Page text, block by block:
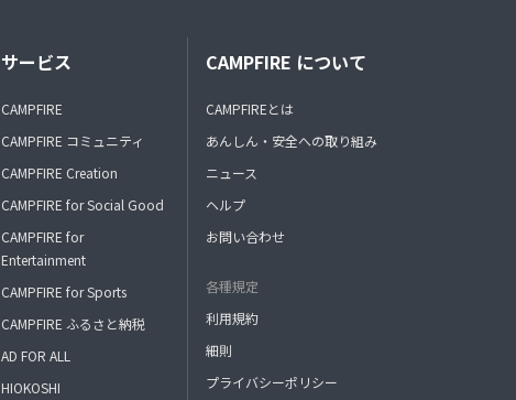
サービス
CAMPFIRE
CAMPFIRE コミュニティ
CAMPFIRE Creation
CAMPFIRE for Social Good
CAMPFIRE for
Entertainment
CAMPFIRE for Sports
CAMPFIRE ふるさと納税
AD FOR ALL
HIOKOSHI
CAMPFIRE について
CAMPFIREとは
あんしん・安全への取り組み
ニュース
ヘルプ
お問い合わせ
各種規定
利用規約
細則
プライバシーポリシー